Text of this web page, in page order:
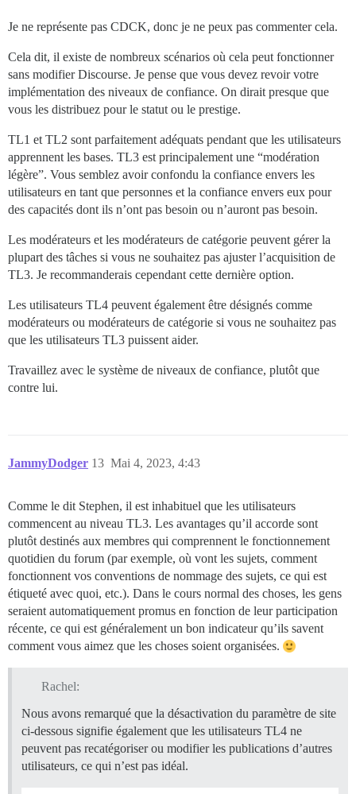
Je ne représente pas CDCK, donc je ne peux pas commenter cela.
Cela dit, il existe de nombreux scénarios où cela peut fonctionner
sans modifier Discourse. Je pense que vous devez revoir votre
implémentation des niveaux de confiance. On dirait presque que
vous les distribuez pour le statut ou le prestige.
TL1 et TL2 sont parfaitement adéquats pendant que les utilisateurs
apprennent les bases. TL3 est principalement une “modération
légère”. Vous semblez avoir confondu la confiance envers les
utilisateurs en tant que personnes et la confiance envers eux pour
des capacités dont ils n’ont pas besoin ou n’auront pas besoin.
Les modérateurs et les modérateurs de catégorie peuvent gérer la
plupart des tâches si vous ne souhaitez pas ajuster l’acquisition de
TL3. Je recommanderais cependant cette dernière option.
Les utilisateurs TL4 peuvent également être désignés comme
modérateurs ou modérateurs de catégorie si vous ne souhaitez pas
que les utilisateurs TL3 puissent aider.
Travaillez avec le système de niveaux de confiance, plutôt que
contre lui.
JammyDodger Mai 4, 2023, 4:43
13
Comme le dit Stephen, il est inhabituel que les utilisateurs
commencent au niveau TL3. Les avantages qu’il accorde sont
plutôt destinés aux membres qui comprennent le fonctionnement
quotidien du forum (par exemple, où vont les sujets, comment
fonctionnent vos conventions de nommage des sujets, ce qui est
étiqueté avec quoi, etc.). Dans le cours normal des choses, les gens
seraient automatiquement promus en fonction de leur participation
récente, ce qui est généralement un bon indicateur qu’ils savent
comment vous aimez que les choses soient organisées.
Rachel:
Nous avons remarqué que la désactivation du paramètre de site
ci-dessous signifie également que les utilisateurs TL4 ne
peuvent pas recatégoriser ou modifier les publications d’autres
utilisateurs, ce qui n’est pas idéal.